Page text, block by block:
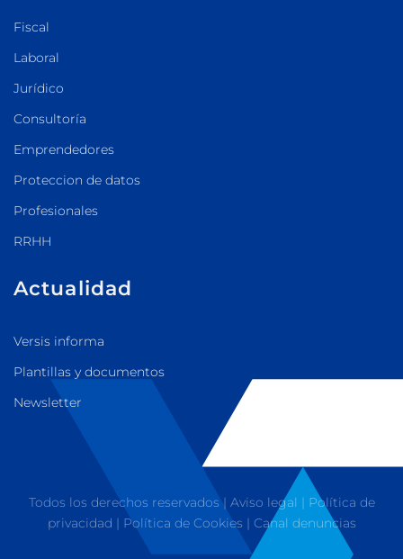
Fiscal
Laboral
Jurídico
Consultoría
Emprendedores
Proteccion de datos
Profesionales
RRHH
Actualidad
Versis informa
Plantillas y documentos
Newsletter
Todos los derechos reservados | Aviso legal | Política de
privacidad | Política de Cookies | Canal denuncias